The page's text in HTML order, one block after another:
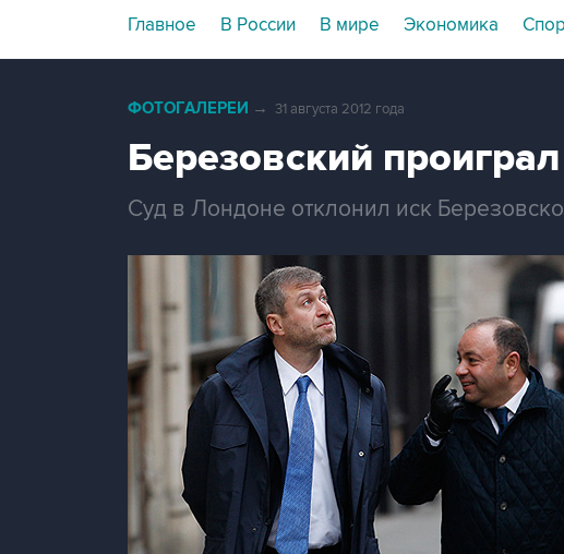
Главное В России В мире Экономика
ФОТОГАЛЕРЕИ → 31 августа 2012 года
Березовский
Суд в Лондоне отклонил иск